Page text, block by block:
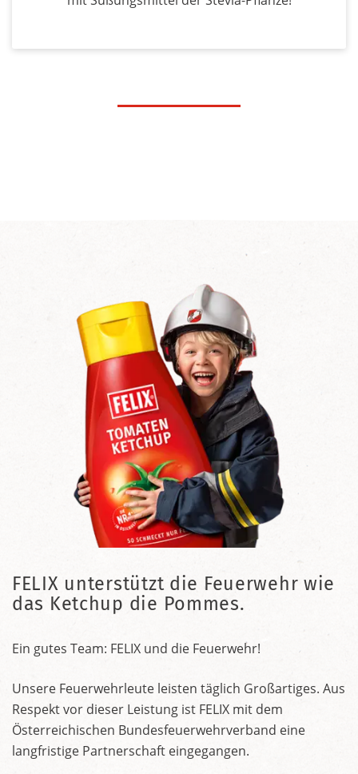
FELIX unterstützt die Feuerwehr wie
das Ketchup die Pommes.
Ein gutes Team: FELIX und die Feuerwehr!
Unsere Feuerwehrleute leisten täglich Großartiges. Aus
Respekt vor dieser Leistung ist FELIX mit dem
Österreichischen Bundesfeuerwehrverband eine
langfristige Partnerschaft eingegangen.